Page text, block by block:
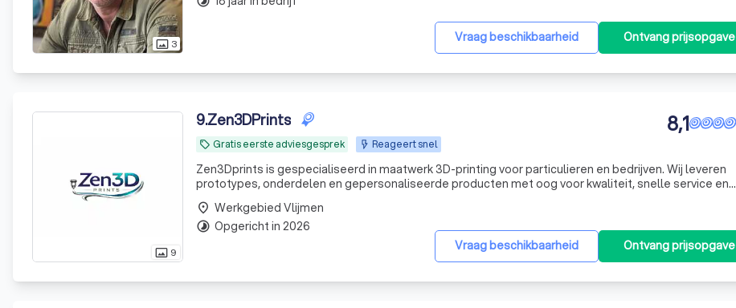
photo_size_select_actual 3 Vraag beschikbaarheid Ontvang prijsopgave
photo_size_select_actual 9
9.Zen3DPrints
local_offer Gratis eerste adviesgesprek Reageert snel
8,1
Zen3Dprints is gespecialiseerd in maatwerk 3D-printing voor particulieren en bedrijven. Wij leveren
prototypes, onderdelen en gepersonaliseerde producten met oog voor kwaliteit, snelle service en
nette afwerking. Van enkelstuks tot kleine oplages: Zen3Dprints denkt mee van ontwerp tot
eindproduct.
Vraag beschikbaarheid Ontvang prijsopgave
place Werkgebied Vlijmen
timelapse Opgericht in 2026